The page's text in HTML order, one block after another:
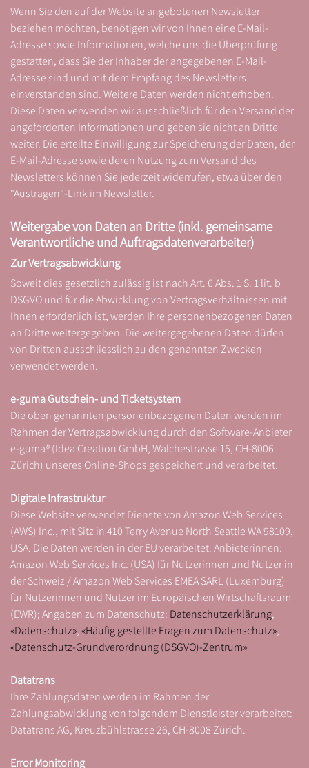
Wenn Sie den auf der Website angebotenen Newsletter
beziehen möchten, benötigen wir von Ihnen eine E-Mail-
Adresse sowie Informationen, welche uns die Überprüfung
gestatten, dass Sie der Inhaber der angegebenen E-Mail-
Adresse sind und mit dem Empfang des Newsletters
einverstanden sind. Weitere Daten werden nicht erhoben.
Diese Daten verwenden wir ausschließlich für den Versand der
angeforderten Informationen und geben sie nicht an Dritte
weiter. Die erteilte Einwilligung zur Speicherung der Daten, der
E-Mail-Adresse sowie deren Nutzung zum Versand des
Newsletters können Sie jederzeit widerrufen, etwa über den
"Austragen"-Link im Newsletter.
Weitergabe von Daten an Dritte (inkl. gemeinsame
Verantwortliche und Auftragsdatenverarbeiter)
Zur Vertragsabwicklung
Soweit dies gesetzlich zulässig ist nach Art. 6 Abs. 1 S. 1 lit. b
DSGVO und für die Abwicklung von Vertragsverhältnissen mit
Ihnen erforderlich ist, werden Ihre personenbezogenen Daten
an Dritte weitergegeben. Die weitergegebenen Daten dürfen
von Dritten ausschliesslich zu den genannten Zwecken
verwendet werden.
e-guma Gutschein- und Ticketsystem
Die oben genannten personenbezogenen Daten werden im
Rahmen der Vertragsabwicklung durch den Software-Anbieter
e-guma® (Idea Creation GmbH, Walchestrasse 15, CH-8006
Zürich) unseres Online-Shops gespeichert und verarbeitet.
Digitale Infrastruktur
Diese Website verwendet Dienste von Amazon Web Services
(AWS) Inc., mit Sitz in 410 Terry Avenue North Seattle WA 98109,
USA. Die Daten werden in der EU verarbeitet. Anbieterinnen:
Amazon Web Services Inc. (USA) für Nutzerinnen und Nutzer in
der Schweiz / Amazon Web Services EMEA SARL (Luxemburg)
für Nutzerinnen und Nutzer im Europäischen Wirtschaftsraum
(EWR); Angaben zum Datenschutz: Datenschutzerklärung,
«Datenschutz»,«Häufig gestellte Fragen zum Datenschutz»,
«Datenschutz-Grundverordnung (DSGVO)-Zentrum»
Datatrans
Ihre Zahlungsdaten werden im Rahmen der
Zahlungsabwicklung von folgendem Dienstleister verarbeitet:
Datatrans AG, Kreuzbühlstrasse 26, CH-8008 Zürich.
Error Monitoring